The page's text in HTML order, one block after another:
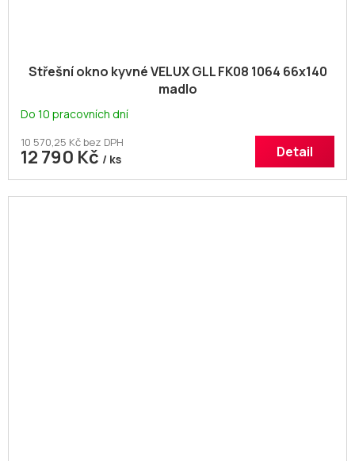
Střešní okno kyvné VELUX GLL FK08 1064 66x140
madlo
Do 10 pracovních dní
10 570,25 Kč bez DPH
12 790 Kč / ks Detail